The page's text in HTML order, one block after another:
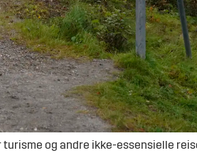
og andre ikke-essensielle